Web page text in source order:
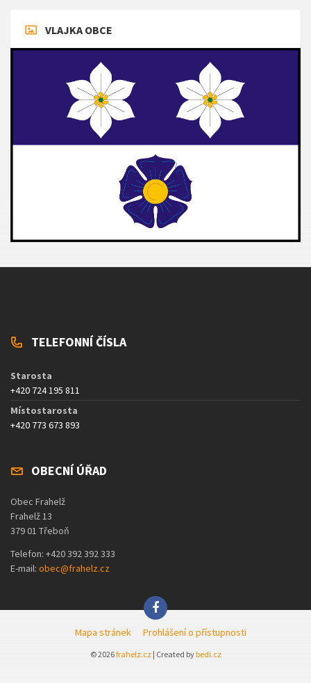
VLAJKA OBCE
TELEFONNÍ ČÍSLA
Starosta
+420 724 195 811
Místostarosta
+420 773 673 893
OBECNÍ ÚŘAD
Obec Frahelž
Frahelž 13
379 01 Třeboň
Telefon: +420 392 392 333
E-mail: obec@frahelz.cz
Mapa stránek Prohlášení o přístupnosti
© 2026frahelz.cz| Created bybedi.cz